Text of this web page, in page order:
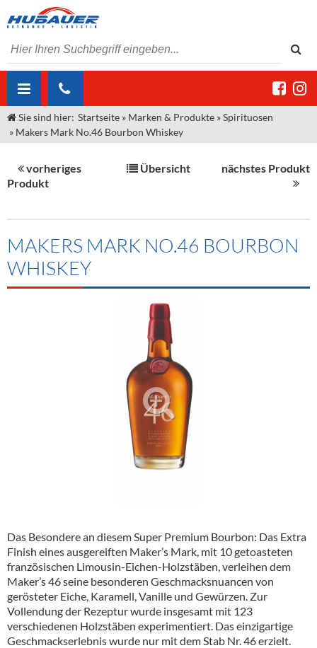
ÜBER UNS
Unser Liefergebiet
Kontakt
Angebote Gastronomie & Großhandel
Neuigkeiten
Termine
MARKEN & PRODUKTE
Sirup
Spirituosen
Kommisionskauf & Lieferbedingungen
Fremddienstleistungen
Sie sind hier: Startseite » Marken & Produkte »Spirituosen
» Makers Mark No.46 Bourbon Whiskey
vorheriges
Produkt
Übersicht nächstes Produkt
MAKERS MARK NO.46 BOURBON
WHISKEY
Das Besondere an diesem Super Premium Bourbon: Das Extra
Finish eines ausgereiften Maker’s Mark, mit 10 getoasteten
französischen Limousin-Eichen-Holzstäben, verleihen dem
Maker’s 46 seine besonderen Geschmacksnuancen von
gerösteter Eiche, Karamell, Vanille und Gewürzen. Zur
Vollendung der Rezeptur wurde insgesamt mit 123
verschiedenen Holzstäben experimentiert. Das einzigartige
Geschmackserlebnis wurde nur mit dem Stab Nr. 46 erzielt.